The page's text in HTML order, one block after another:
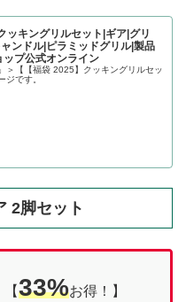
ッキングリルセット|ギア|グリ
ンドル|ピラミッドグリル|製品
ップ公式オンライン
＞【【福袋 2025】クッキングリルセッ
ジです。
2脚セット
【33%お得！】